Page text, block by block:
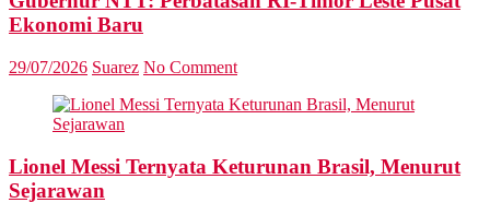
Ekonomi Baru
29/07/2026 Suarez No Comment
Lionel Messi Ternyata Keturunan Brasil, Menurut
Sejarawan